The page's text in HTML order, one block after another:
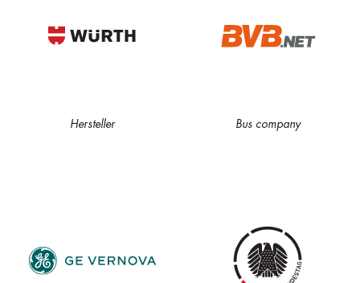
Hersteller Bus company